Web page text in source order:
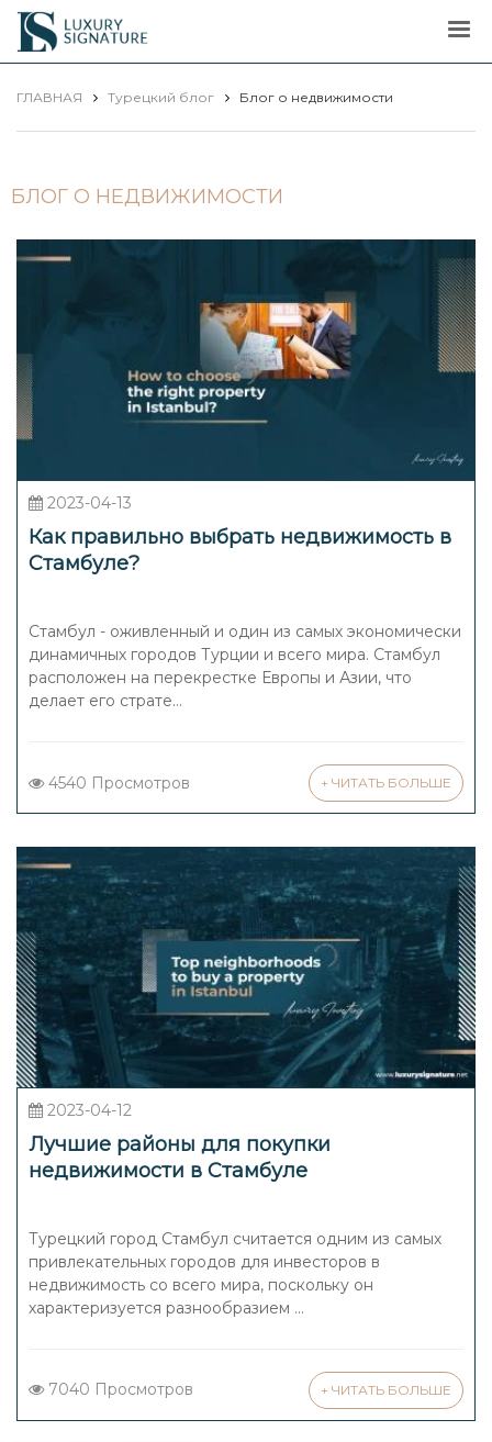
Luxury
Signature
ГЛАВНАЯ Турецкий блог Блог о недвижимости
БЛОГ О НЕДВИЖИМОСТИ
2023-04-13
Как правильно выбрать недвижимость в
Стамбуле?
Стамбул - оживленный и один из самых экономически
динамичных городов Турции и всего мира. Стамбул
расположен на перекрестке Европы и Азии, что
делает его страте...
4540 Просмотров + ЧИТАТЬ БОЛЬШЕ
2023-04-12
Лучшие районы для покупки
недвижимости в Стамбуле
Турецкий город Стамбул считается одним из самых
привлекательных городов для инвесторов в
недвижимость со всего мира, поскольку он
характеризуется разнообразием ...
7040 Просмотров + ЧИТАТЬ БОЛЬШЕ